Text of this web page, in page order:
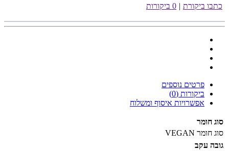
כתבו ביקורת | 0 ביקורות
פרטים נוספים
ביקורות (0)
אפשרויות איסוף ומשלוח
סוג חומר
סוג חומר VEGAN
גובה עקב